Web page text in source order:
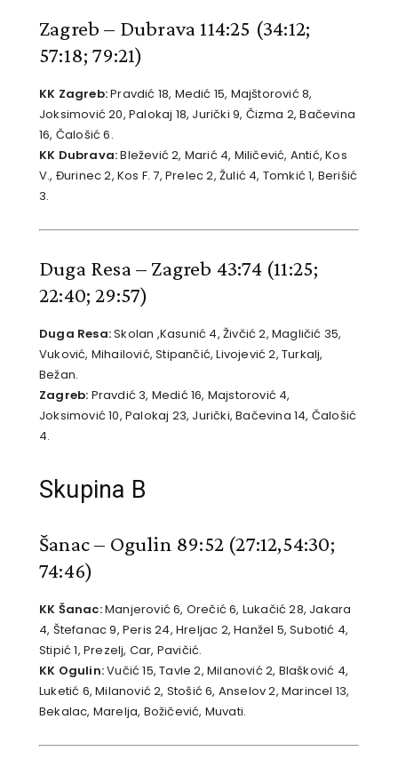
Zagreb – Dubrava 114:25 (34:12;
57:18; 79:21)
KK Zagreb:Pravdić 18, Medić 15, Majštorović 8,
Joksimović 20, Palokaj 18, Jurički 9, Čizma 2, Bačevina
16, Čalošić 6.
KK Dubrava:Bležević 2, Marić 4, Miličević, Antić, Kos
V., Đurinec 2, Kos F. 7, Prelec 2, Žulić 4, Tomkić 1, Berišić
3.
Duga Resa – Zagreb 43:74 (11:25;
22:40; 29:57)
Duga Resa:Skolan ,Kasunić 4, Živčić 2, Magličić 35,
Vuković, Mihailović, Stipančić, Livojević 2, Turkalj,
Bežan.
Zagreb: Pravdić 3, Medić 16, Majstorović 4,
Joksimović 10, Palokaj 23, Jurički, Bačevina 14, Čalošić
4.
Skupina B
Šanac – Ogulin 89:52 (27:12,54:30;
74:46)
KK Šanac:Manjerović 6, Orečić 6, Lukačić 28, Jakara
4, Štefanac 9, Peris 24, Hreljac 2, Hanžel 5, Subotić 4,
Stipić 1, Prezelj, Car, Pavičić.
KK Ogulin:Vučić 15, Tavle 2, Milanović 2, Blašković 4,
Luketić 6, Milanović 2, Stošić 6, Anselov 2, Marincel 13,
Bekalac, Marelja, Božičević, Muvati.